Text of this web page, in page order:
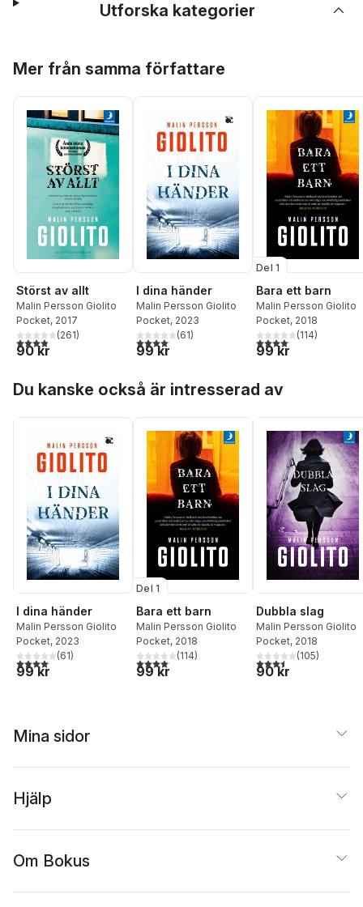
Utforska kategorier
Mer från samma författare
Störst av allt
Malin Persson Giolito
Pocket, 2017
3,9utav 5 stjärnor. Totalt antal röster:
(261)
90 kr
I dina händer
Malin Persson Giolito
Pocket, 2023
4,1utav 5 stjärnor. Totalt antal röster:
(61)
99 kr
Del 1
Bara ett barn
Malin Persson Giolito
Pocket, 2018
4,1utav 5 stjärnor.
(114)
99 kr
Du kanske också är intresserad av
I dina händer
Malin Persson Giolito
Pocket, 2023
4,1utav 5 stjärnor. Totalt antal röster:
(61)
99 kr
Del 1
Bara ett barn
Malin Persson Giolito
Pocket, 2018
4,1utav 5 stjärnor. Totalt antal röster:
(114)
99 kr
Dubbla slag
Malin Persson Giolito
Pocket, 2018
3,5utav 5 stjärnor.
(105)
90 kr
Mina sidor
Hjälp
Om Bokus